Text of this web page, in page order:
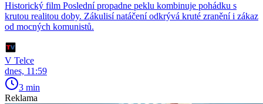
Historický film Poslední propadne peklu kombinuje pohádku s
krutou realitou doby. Zákulisí natáčení odkrývá kruté zranění i zákaz
od mocných komunistů.
V Telce
dnes, 11:59
3 min
Reklama